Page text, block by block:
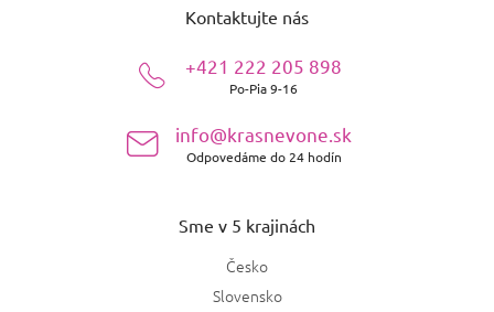
Kontaktujte nás
+421 222 205 898
Po-Pia 9-16
info@krasnevone.sk
Odpovedáme do 24 hodín
Sme v 5 krajinách
Česko
Slovensko